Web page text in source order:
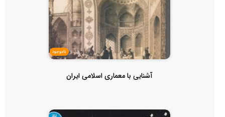
ناموجود
آشنایی با معماری اسلامی ایران